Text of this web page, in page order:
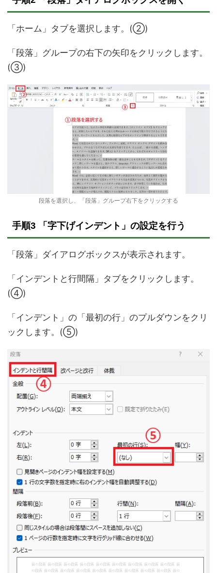
「ホーム」タブを選択します。(②)
「段落」グループの右下の矢印をクリックします。
(③)
段落を選択し、「段落」グループ右下をクリックする
手順3 「字下げインデント」の設定を行う
「段落」ダイアログボックスが表示されます。
「インデントと行間隔」タブをクリックします。
(④)
「インデント」の「最初の行」のプルダウンをクリ
ックします。(⑤)